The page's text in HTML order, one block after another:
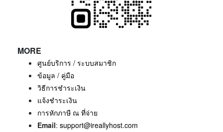
MORE
ศูนย์บริการ / ระบบสมาชิก
ข้อมูล / คู่มือ
วิธีการชำระเงิน
แจ้งชำระเงิน
การหักภาษี ณ ที่จ่าย
Email: support@ireallyhost.com